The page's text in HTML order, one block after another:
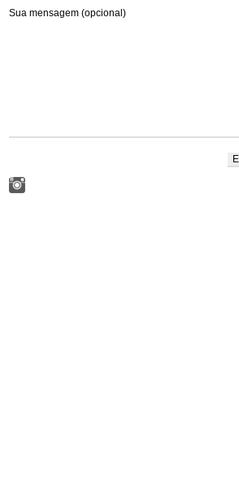
Sua mensagem (opcional)